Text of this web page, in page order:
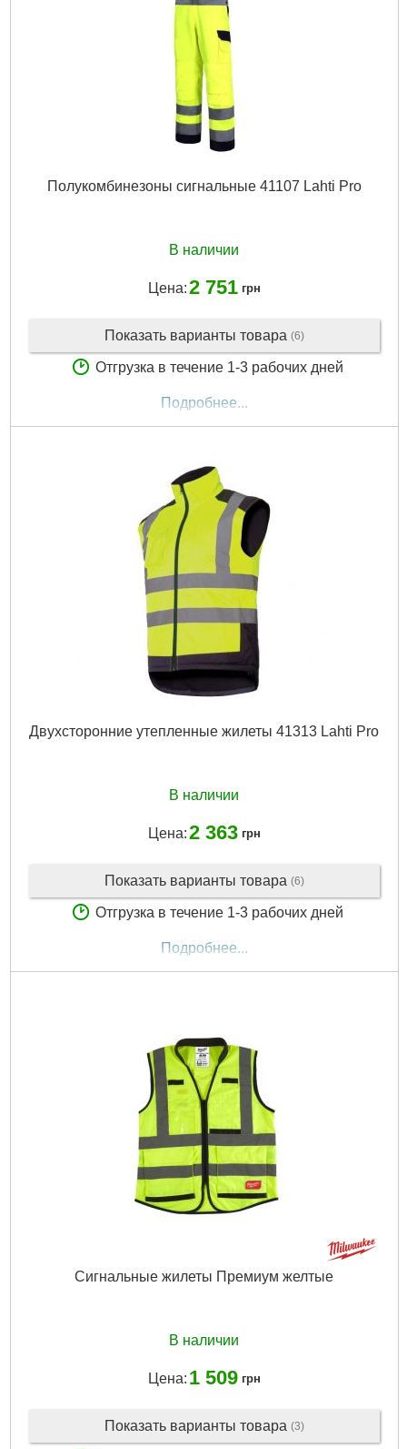
Полукомбинезоны сигнальные 41107 Lahti Pro
В наличии
Цена:2 751 грн
Показать варианты товара (6)
Отгрузка в течение 1-3 рабочих дней
Подробнее...
Двухсторонние утепленные жилеты 41313 Lahti Pro
В наличии
Цена:2 363 грн
Показать варианты товара (6)
Отгрузка в течение 1-3 рабочих дней
Подробнее...
Сигнальные жилеты Премиум желтые
В наличии
Цена: 1 509 грн
Показать варианты товара (3)